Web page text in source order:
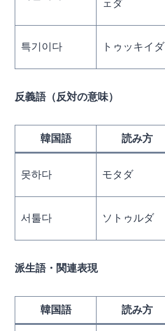
ェダ
특기이다 トゥッキイダ
反義語（反対の意味）
韓国語 読み方
못하다 モタダ
서툴다 ソトゥルダ
派生語・関連表現
韓国語 読み方